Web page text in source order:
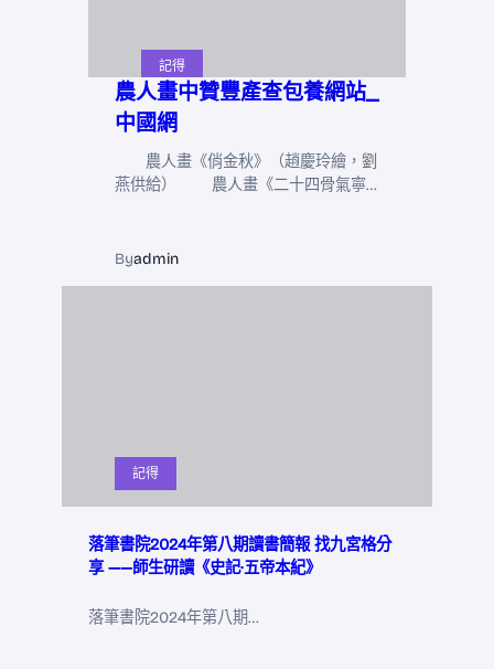
記得
農人畫中贊豐產查包養網站_
中國網
農人畫《俏金秋》（趙慶玲繪，劉
燕供給） 農人畫《二十四骨氣寧…
Byadmin
記得
落筆書院2024年第八期讀書簡報 找九宮格分
享 ——師生研讀《史記·五帝本紀》
落筆書院2024年第八期…